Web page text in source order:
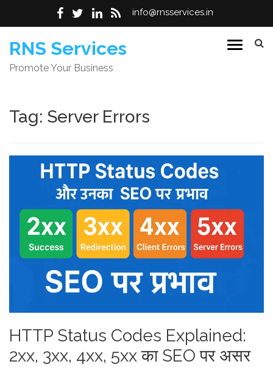
info@rnsservices.in
Skip
to
content
RNS Services
Promote Your Business
Tag: Server Errors
HTTP Status Codes Explained:
2xx, 3xx, 4xx, 5xx का SEO पर असर